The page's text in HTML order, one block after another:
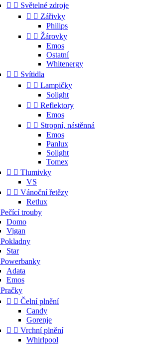
  Světelné zdroje
  Zářivky
Philips
  Žárovky
Emos
Ostatní
Whitenergy
  Svítidla
  Lampičky
Solight
  Reflektory
Emos
  Stropní, nástěnná
Emos
Panlux
Solight
Tomex
  Tlumivky
VS
  Vánoční řetězy
Retlux
Pečící trouby
Domo
Vigan
Pokladny
Star
Powerbanky
Adata
Emos
Pračky
  Čelní plnění
Candy
Gorenje
  Vrchní plnění
Whirlpool